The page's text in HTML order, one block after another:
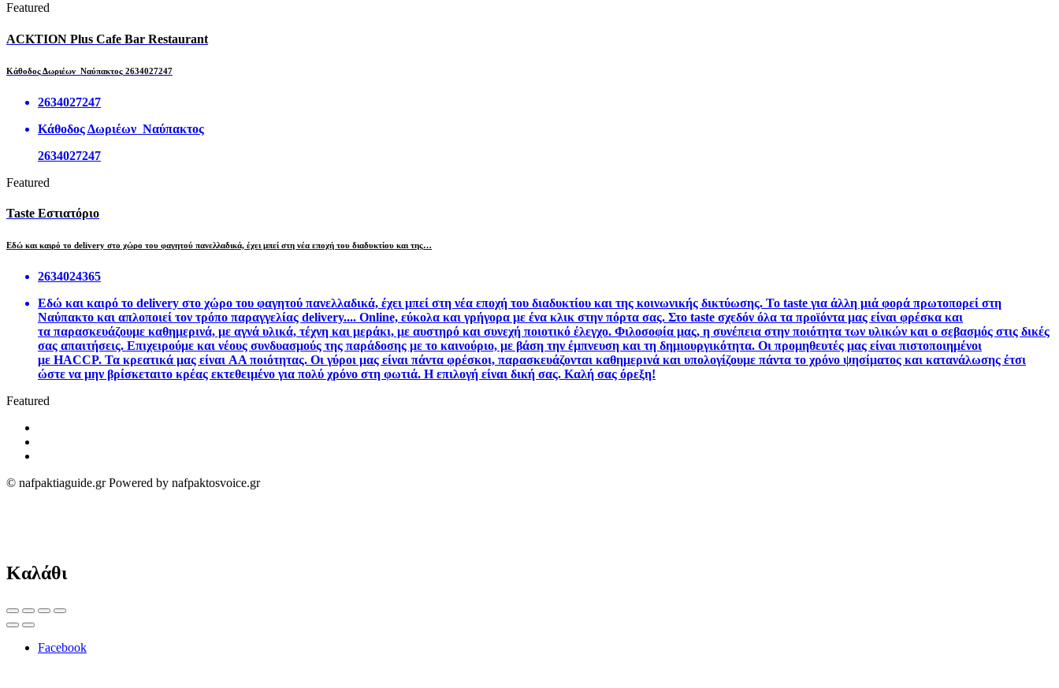
Featured
ACKTION Plus Cafe Bar Restaurant
Κάθοδος Δωριέων Ναύπακτος 2634027247
2634027247
Κάθοδος Δωριέων Ναύπακτος
2634027247
Featured
Taste Εστιατόριο
Εδώ και καιρό το delivery στο χώρο του φαγητού πανελλαδικά, έχει μπεί στη νέα εποχή του διαδυκτίου και της…
2634024365
Εδώ και καιρό το delivery στο χώρο του φαγητού πανελλαδικά, έχει μπεί στη νέα εποχή του διαδυκτίου και της κοινωνικής δικτύωσης. Το taste για άλλη μιά φορά πρωτοπορεί στη
Ναύπακτο και απλοποιεί τον τρόπο παραγγελίας delivery.... Online, εύκολα και γρήγορα με ένα κλικ στην πόρτα σας. Στο taste σχεδόν όλα τα προϊόντα μας είναι φρέσκα και
τα παρασκευάζουμε καθημερινά, με αγνά υλικά, τέχνη και μεράκι, με αυστηρό και συνεχή ποιοτικό έλεγχο. Φιλοσοφία μας, η συνέπεια στην ποιότητα των υλικών και ο σεβασμός στις δικές
σας απαιτήσεις. Επιχειρούμε και νέους συνδυασμούς της παράδοσης με το καινούριο, με βάση την έμπνευση και τη δημιουργικότητα. Οι προμηθευτές μας είναι πιστοποιημένοι
με ΗΑCCΡ. Τα κρεατικά μας είναι ΑΑ ποιότητας. Οι γύροι μας είναι πάντα φρέσκοι, παρασκευάζονται καθημερινά και υπολογίζουμε πάντα το χρόνο ψησίματος και κατανάλωσης έτσι
ώστε να μην βρίσκεταιτο κρέας εκτεθειμένο για πολύ χρόνο στη φωτιά. Η επιλογή είναι δική σας. Καλή σας όρεξη!
Featured
© nafpaktiaguide.gr Powered by nafpaktosvoice.gr
Καλάθι
Facebook